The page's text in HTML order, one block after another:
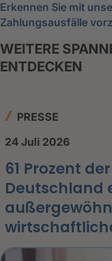
Erkennen Sie mit
Zahlungsausfälle
WEITERE
ENTDECKEN
PRESSE
24 Juli 2026
61 Prozent
Deutschland